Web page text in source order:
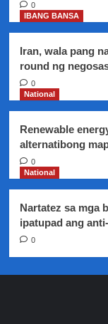
mga
out-
school
youth
mga
walang
trabaho
0
IBANG BANSA
Iran, wala pang
round ng
0
National
Renewable
alternatibong
0
National
Nartatez sa mga
ipatupad ang
0